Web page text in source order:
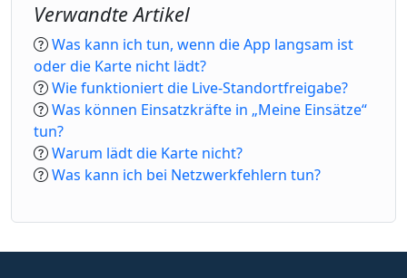
Verwandte Artikel
Was kann ich tun, wenn die App langsam ist
oder die Karte nicht lädt?
Wie funktioniert die Live-Standortfreigabe?
Was können Einsatzkräfte in „Meine Einsätze“
tun?
Warum lädt die Karte nicht?
Was kann ich bei Netzwerkfehlern tun?